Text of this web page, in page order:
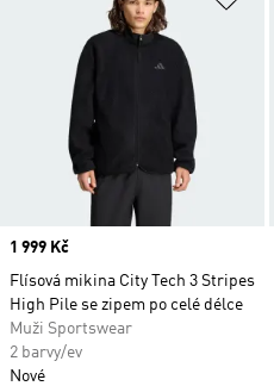
Price
1 999 Kč
Flísová mikina City Tech 3 Stripes
High Pile se zipem po celé délce
Muži Sportswear
2 barvy/ev
Nové